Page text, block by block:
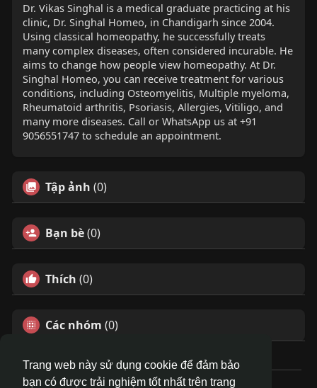
Trang web này sử dụng cookie để đảm bảo
bạn có được trải nghiệm tốt nhất trên trang
Dr. Vikas Singhal is a medical graduate practicing at his
clinic, Dr. Singhal Homeo, in Chandigarh since 2004.
Using classical homeopathy, he successfully treats
many complex diseases, often considered incurable. He
aims to change how people view homeopathy. At Dr.
Singhal Homeo, you can receive treatment for various
conditions, including Osteomyelitis, Multiple myeloma,
Rheumatoid arthritis, Psoriasis, Allergies, Vitiligo, and
many more diseases. Call or WhatsApp us at +91
9056551747 to schedule an appointment.
Tập ảnh (0)
Bạn bè(0)
Thích (0)
Các nhóm (0)